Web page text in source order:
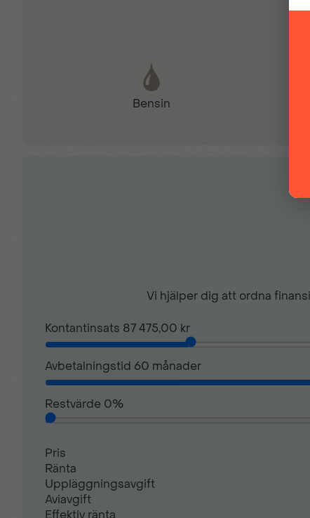
Parkeringssensor bak
Regnsensor
Svensksåld
Bensin
Vi hjälper dig att ordna
Kontantinsats 87 475,00 kr
Avbetalningstid 60 månader
Restvärde 0%
Pris
Ränta
Uppläggningsavgift
Aviavgift
Effektiv ränta